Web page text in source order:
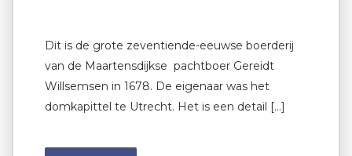
Dit is de grote zeventiende-eeuwse boerderij
van de Maartensdijkse pachtboer Gereidt
Willsemsen in 1678. De eigenaar was het
domkapittel te Utrecht. Het is een detail […]